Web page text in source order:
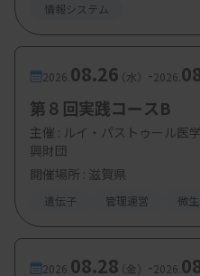
情報システム
2026. 08.26（水） -2026.
第８回実践コースB
主催 : ルイ・パストゥール医
興財団
開催場所 : 滋賀県
遺伝子 管理運営 微
2026. 08.28（金） -2026.